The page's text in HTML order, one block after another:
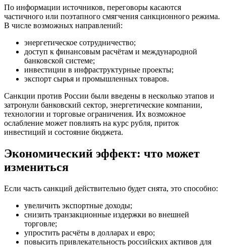
По информации источников, переговоры касаются
частичного или поэтапного смягчения санкционного режима.
В числе возможных направлений:
энергетическое сотрудничество;
доступ к финансовым расчётам и международной
банковской системе;
инвестиции в инфраструктурные проекты;
экспорт сырья и промышленных товаров.
Санкции против России были введены в несколько этапов и
затронули банковский сектор, энергетические компании,
технологии и торговые ограничения. Их возможное
ослабление может повлиять на курс рубля, приток
инвестиций и состояние бюджета.
Экономический эффект: что может
измениться
Если часть санкций действительно будет снята, это способно:
увеличить экспортные доходы;
снизить транзакционные издержки во внешней
торговле;
упростить расчёты в долларах и евро;
повысить привлекательность российских активов для